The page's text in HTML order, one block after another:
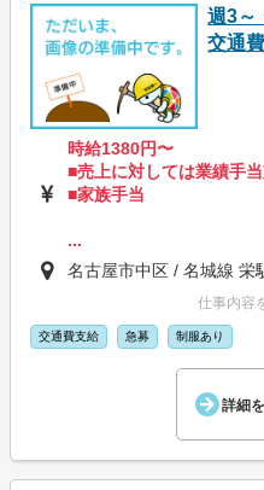
週3～
交通
時給1380円〜
■売上に対しては業績手
■家族手当
...
名古屋市中区 / 名城線 栄
仕事内容
交通費支給 急募 制服あり
詳細